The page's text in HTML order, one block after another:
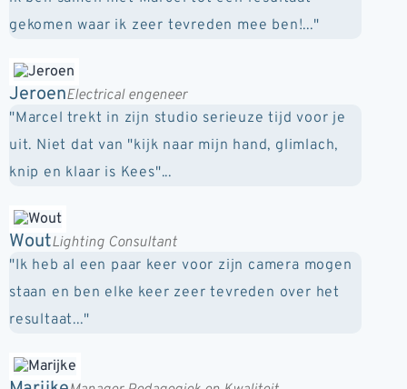
gekomen waar ik zeer tevreden mee ben!..."
JeroenElectrical engeneer
"Marcel trekt in zijn studio serieuze tijd voor je
uit. Niet dat van "kijk naar mijn hand, glimlach,
knip en klaar is Kees"...
WoutLighting Consultant
"Ik heb al een paar keer voor zijn camera mogen
staan en ben elke keer zeer tevreden over het
resultaat..."